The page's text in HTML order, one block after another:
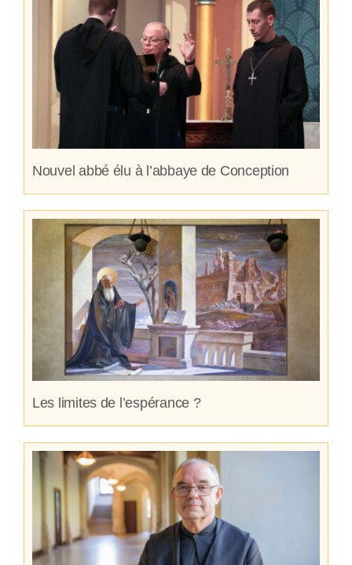
Nouvel abbé élu à l’abbaye de Conception
Les limites de l’espérance ?